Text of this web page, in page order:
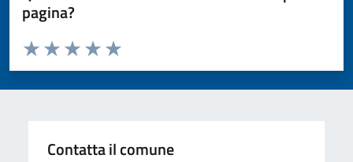
pagina?
Valuta da 1 a 5 stelle la pagina
Valuta 5 stelle su 5
Valuta 4 stelle su 5
Valuta 3 stelle su 5
Valuta 2 stelle su 5
Valuta 1 stelle su 5
Contatta il comune